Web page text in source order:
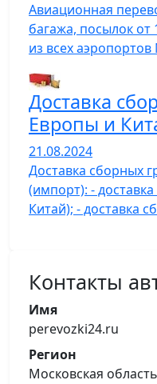
Авиационная
багажа, посылок от
из всех
Доставка
Европы и
21.08.2024
Доставка сборных
(импорт): -
Китай); - доставка
Контакты
Имя
perevozki24.ru
Регион
Московская область